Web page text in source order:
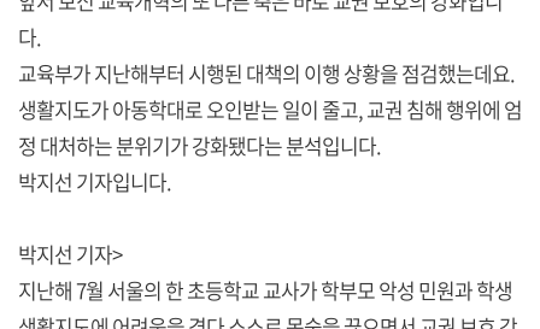
다.
교육부가 지난해부터 시행된 대책의 이행 상황을 점검했는데요.
생활지도가 아동학대로 오인받는 일이 줄고, 교권 침해 행위에 엄
정 대처하는 분위기가 강화됐다는 분석입니다.
박지선 기자입니다.
박지선 기자>
지난해 7월 서울의 한 초등학교 교사가 학부모 악성 민원과 학생